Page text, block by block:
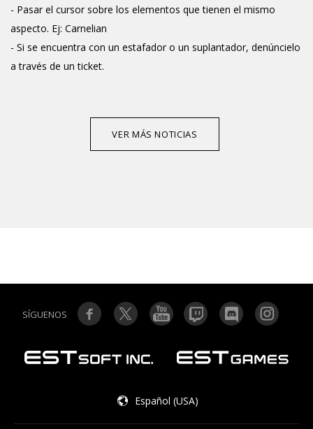
- Pasar el cursor sobre los elementos que tienen el mismo
aspecto. Ej: Carnelian
- Si se encuentra con un estafador o un suplantador, denúncielo
a través de un ticket.
VER MÁS NOTICIAS
SÍGUENOS
Español (USA)